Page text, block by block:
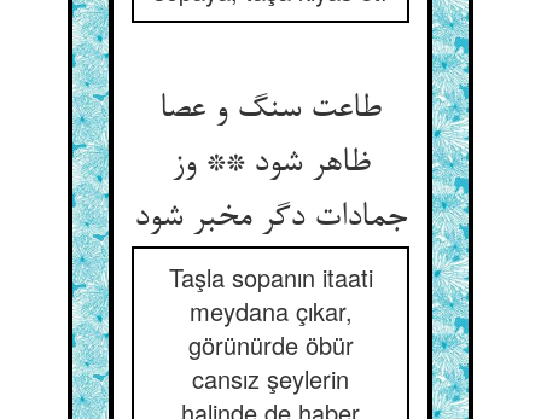
طاعت سنگ و عصا
ظاهر شود ** وز
جمادات دگر مخبر شود
Taşla sopanın itaati
meydana çıkar,
görünürde öbür
cansız şeylerin